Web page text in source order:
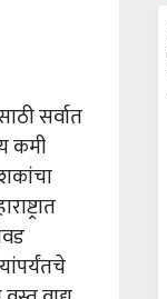
सर्वात
कमी